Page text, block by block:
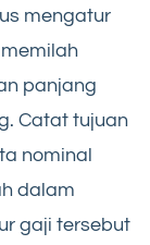
mengatur
panjang
Catat tujuan
nominal
dalam
gaji tersebut